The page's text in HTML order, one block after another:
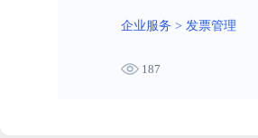
企业服务 > 发票管理
187